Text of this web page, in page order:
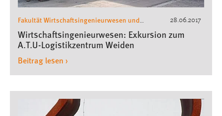
28.06.2017
Fakultät Wirtschaftsingenieurwesen und
Gesundheit , Wirtschaftsingenieurwesen
Exkursionen Wirtschaftsingenieurwesen
Wirtschaftsingenieurwesen: Exkursion zum
A.T.U-Logistikzentrum Weiden
Beitrag lesen ›